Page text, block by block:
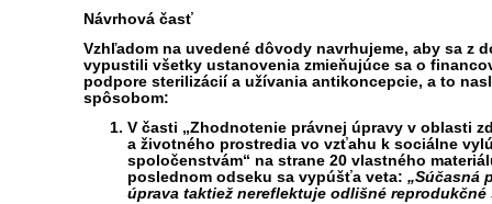
Návrhová časť
Vzhľadom na uvedené dôvody navrhujeme, aby sa z
vypustili všetky ustanovenia zmieňujúce sa o
podpore sterilizácií a užívania antikoncepcie, a to
spôsobom:
V časti „Zhodnotenie právnej úpravy v oblasti
a životného prostredia vo vzťahu k sociálne
spoločenstvám“ na strane 20 vlastného
poslednom odseku sa vypúšťa veta: „Súčasná
úprava taktiež nereflektuje odlišné reprodukčné